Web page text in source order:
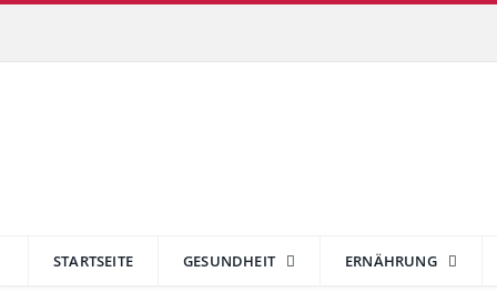
STARTSEITE GESUNDHEIT ERNÄHRUNG